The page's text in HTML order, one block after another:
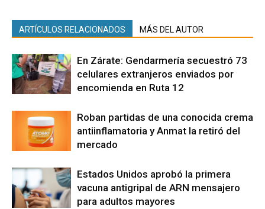
ARTÍCULOS RELACIONADOS MÁS DEL AUTOR
En Zárate: Gendarmería secuestró 73
celulares extranjeros enviados por
encomienda en Ruta 12
Roban partidas de una conocida crema
antiinflamatoria y Anmat la retiró del
mercado
Estados Unidos aprobó la primera
vacuna antigripal de ARN mensajero
para adultos mayores